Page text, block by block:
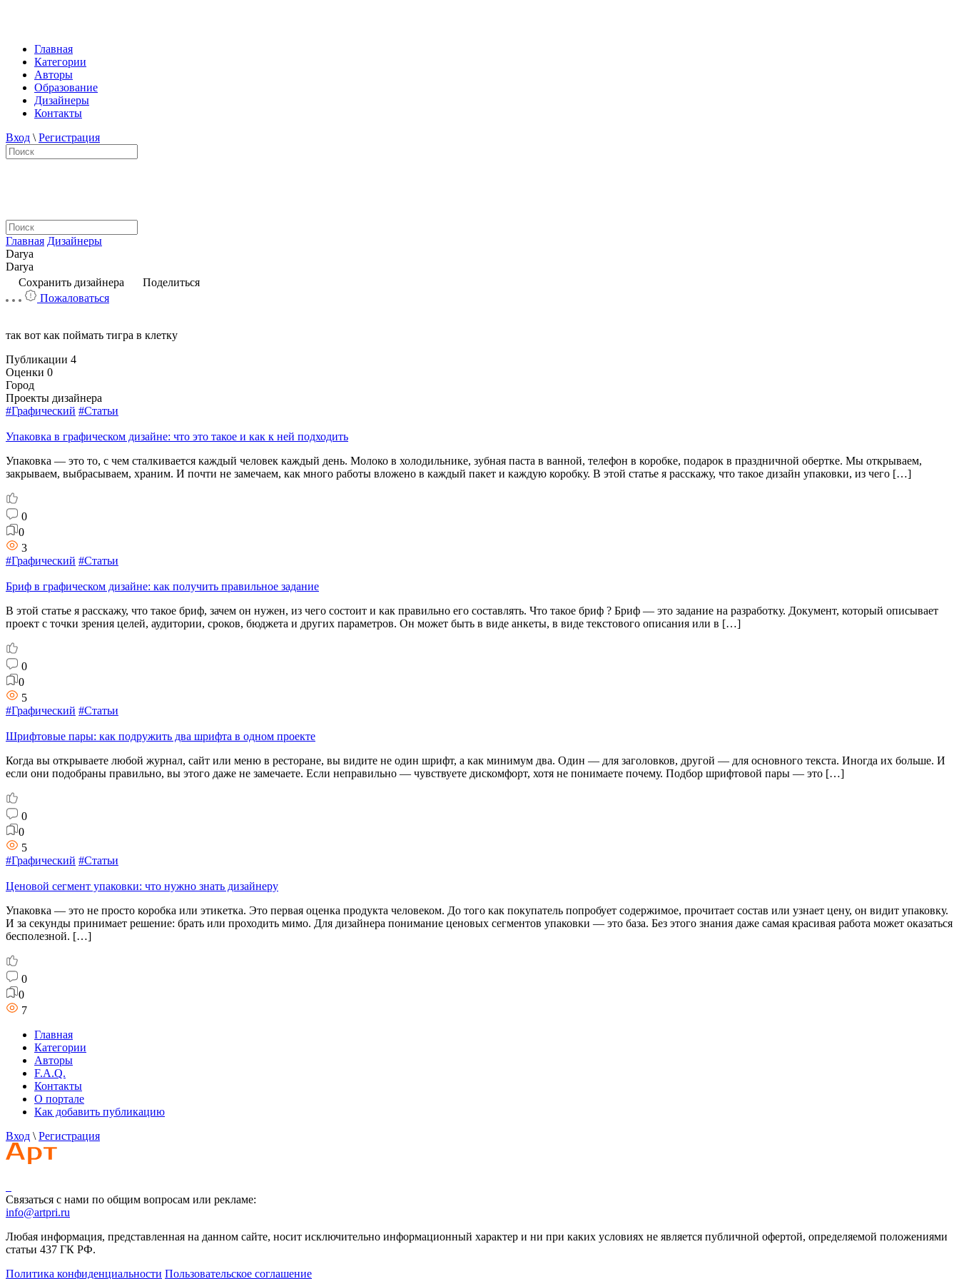
Главная
Категории
Авторы
Образование
Дизайнеры
Контакты
Вход \ Регистрация
Главная Дизайнеры
Darya
Darya
Сохранить дизайнера
Поделиться
Пожаловаться
так вот как поймать тигра в клетку
Публикации 4
Оценки 0
Город
Проекты дизайнера
#Графический #Статьи
Упаковка в графическом дизайне: что это такое и как к ней подходить
Упаковка — это то, с чем сталкивается каждый человек каждый день. Молоко в холодильнике, зубная паста в ванной, телефон в коробке, подарок в праздничной обертке. Мы открываем,
закрываем, выбрасываем, храним. И почти не замечаем, как много работы вложено в каждый пакет и каждую коробку. В этой статье я расскажу, что такое дизайн упаковки, из чего […]
0
0
3
#Графический #Статьи
Бриф в графическом дизайне: как получить правильное задание
В этой статье я расскажу, что такое бриф, зачем он нужен, из чего состоит и как правильно его составлять. Что такое бриф ? Бриф — это задание на разработку. Документ, который описывает
проект с точки зрения целей, аудитории, сроков, бюджета и других параметров. Он может быть в виде анкеты, в виде текстового описания или в […]
0
0
5
#Графический #Статьи
Шрифтовые пары: как подружить два шрифта в одном проекте
Когда вы открываете любой журнал, сайт или меню в ресторане, вы видите не один шрифт, а как минимум два. Один — для заголовков, другой — для основного текста. Иногда их больше. И
если они подобраны правильно, вы этого даже не замечаете. Если неправильно — чувствуете дискомфорт, хотя не понимаете почему. Подбор шрифтовой пары — это […]
0
0
5
#Графический #Статьи
Ценовой сегмент упаковки: что нужно знать дизайнеру
Упаковка — это не просто коробка или этикетка. Это первая оценка продукта человеком. До того как покупатель попробует содержимое, прочитает состав или узнает цену, он видит упаковку.
И за секунды принимает решение: брать или проходить мимо. Для дизайнера понимание ценовых сегментов упаковки — это база. Без этого знания даже самая красивая работа может оказаться
бесполезной. […]
0
0
7
Главная
Категории
Авторы
F.A.Q.
Контакты
О портале
Как добавить публикацию
Вход \ Регистрация
Связаться с нами по общим вопросам или рекламе:
info@artpri.ru
Любая информация, представленная на данном сайте, носит исключительно информационный характер и ни при каких условиях не является публичной офертой, определяемой положениями
статьи 437 ГК РФ.
Политика конфиденциальности Пользовательское соглашение